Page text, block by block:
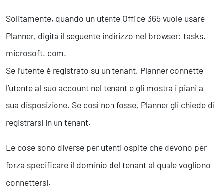
Solitamente, quando un utente Office 365 vuole usare
Planner, digita il seguente indirizzo nel browser: tasks.
microsoft. com.
Se l’utente è registrato su un tenant, Planner connette
l’utente al suo account nel tenant e gli mostra i piani a
sua disposizione. Se così non fosse, Planner gli chiede di
registrarsi in un tenant.
Le cose sono diverse per utenti ospite che devono per
forza specificare il dominio del tenant al quale vogliono
connettersi.